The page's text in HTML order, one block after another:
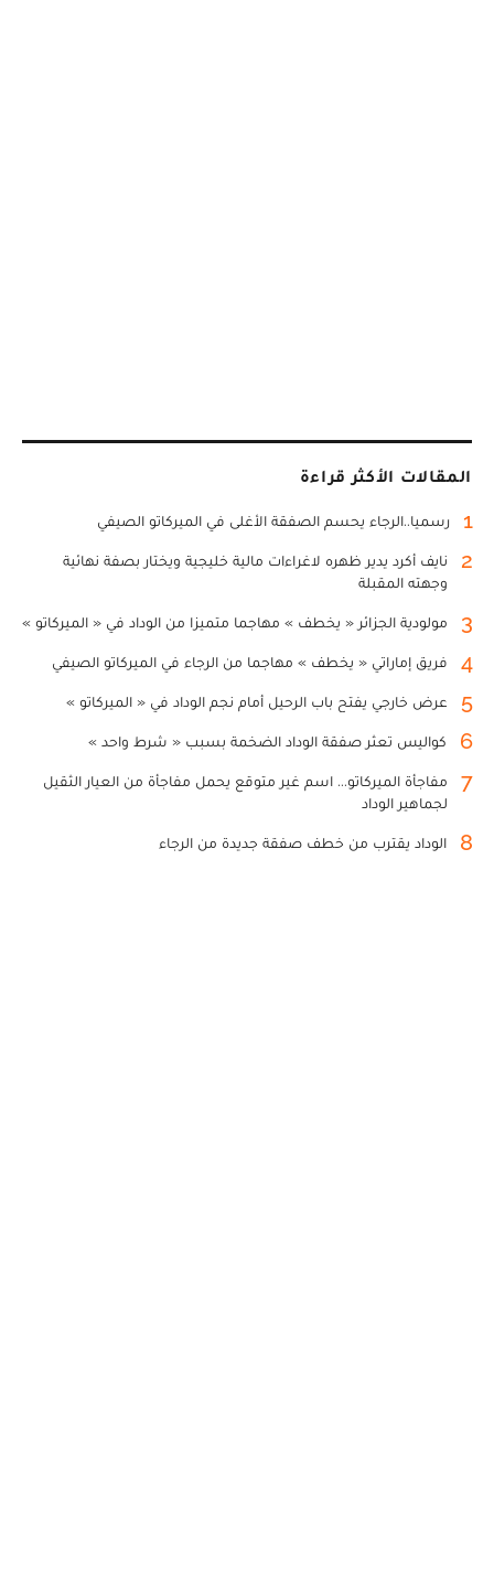
المقالات الأكثر قراءة
1 رسميا..الرجاء يحسم الصفقة الأغلى في الميركاتو الصيفي
2
نايف أكرد يدير ظهره لاغراءات مالية خليجية ويختار بصفة نهائية
وجهته المقبلة
3 مولودية الجزائر « يخطف » مهاجما متميزا من الوداد في « الميركاتو »
4 فريق إماراتي « يخطف » مهاجما من الرجاء في الميركاتو الصيفي
5 عرض خارجي يفتح باب الرحيل أمام نجم الوداد في « الميركاتو »
6 كواليس تعثر صفقة الوداد الضخمة بسبب « شرط واحد »
7
مفاجأة الميركاتو... اسم غير متوقع يحمل مفاجأة من العيار الثقيل
لجماهير الوداد
8 الوداد يقترب من خطف صفقة جديدة من الرجاء